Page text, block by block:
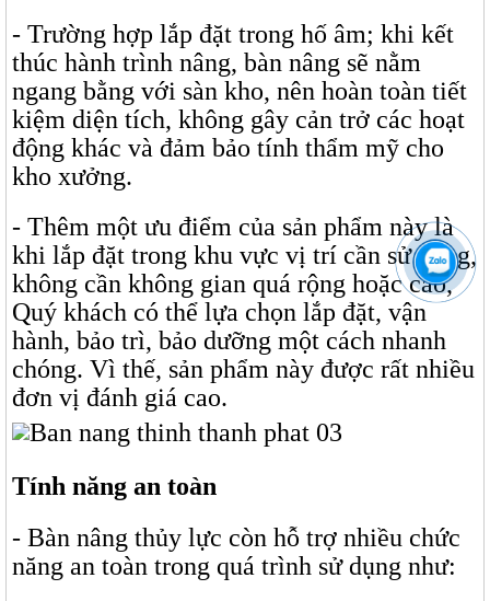
- Trường hợp lắp đặt trong hố âm; khi kết
thúc hành trình nâng, bàn nâng sẽ nằm
ngang bằng với sàn kho, nên hoàn toàn tiết
kiệm diện tích, không gây cản trở các hoạt
động khác và đảm bảo tính thẩm mỹ cho
kho xưởng.
- Thêm một ưu điểm của sản phẩm này là
khi lắp đặt trong khu vực vị trí cần sử dụng,
không cần không gian quá rộng hoặc cao,
Quý khách có thể lựa chọn lắp đặt, vận
hành, bảo trì, bảo dưỡng một cách nhanh
chóng. Vì thế, sản phẩm này được rất nhiều
đơn vị đánh giá cao.
Tính năng an toàn
- Bàn nâng thủy lực còn hỗ trợ nhiều chức
năng an toàn trong quá trình sử dụng như: